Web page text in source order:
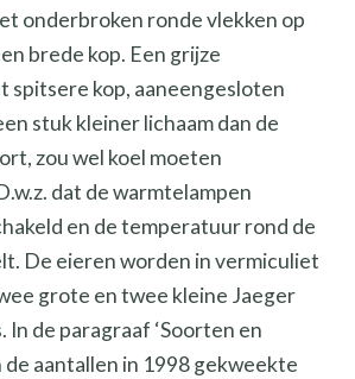
onderbroken ronde vlekken op
brede kop. Een grijze
spitsere kop, aaneengesloten
stuk kleiner lichaam dan de
zou wel koel moeten
dat de warmtelampen
en de temperatuur rond de
De eieren worden in vermiculiet
grote en twee kleine Jaeger
In de paragraaf ‘Soorten en
de aantallen in 1998 gekweekte